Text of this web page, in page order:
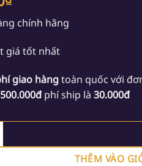
chính hãng
giá tốt nhất
giao hàngtoàn quốc với
phí ship là 30.000đ
huyết OneTouch Ultra Plus
THÊM VÀO